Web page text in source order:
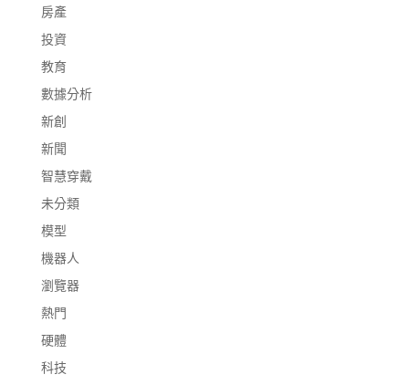
房產
投資
教育
數據分析
新創
新聞
智慧穿戴
未分類
模型
機器人
瀏覽器
熱門
硬體
科技